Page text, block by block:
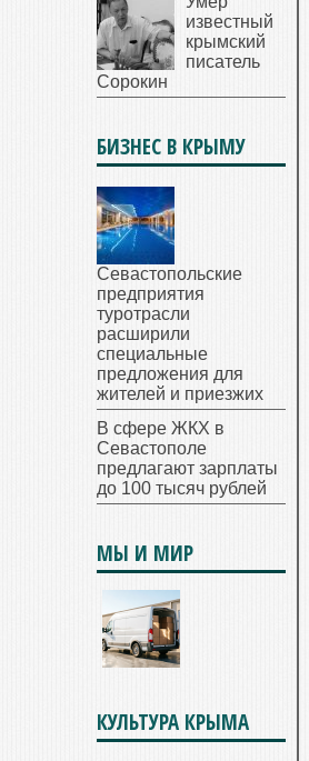
известный
крымский
писатель
Сорокин
БИЗНЕС В КРЫМУ
Севастопольские
предприятия
туротрасли
расширили
специальные
предложения для
жителей и приезжих
В сфере ЖКХ в
Севастополе
предлагают зарплаты
до 100 тысяч рублей
МЫ И МИР
КУЛЬТУРА КРЫМА